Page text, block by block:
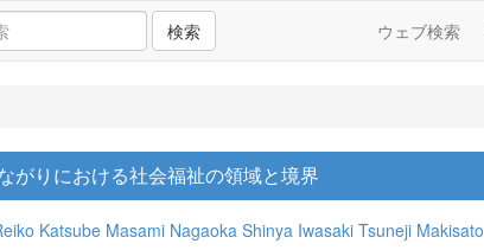
検索 ウェブ検索
がりにおける社会福祉の領域と境界
Katsube Masami Nagaoka Shinya Iwasaki Tsuneji Makisato